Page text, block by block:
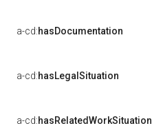
a-cd:hasDocumentation
a-cd:hasLegalSituation
a-cd:hasRelatedWorkSituation